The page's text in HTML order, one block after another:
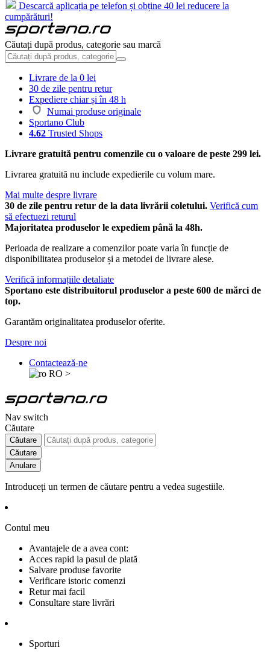
Descarcă aplicația pe telefon și obține 40 lei reducere la
cumpărături!
Căutați după produs, categorie sau marcă
Livrare de la 0 lei
30 de zile pentru retur
Expediere chiar și în 48 h
Numai produse originale
Sportano Club
4.62 Trusted Shops
Livrare gratuită pentru comenzile cu o valoare de peste 299 lei.
Livrarea gratuită nu include expedierile cu volum mare.
Mai multe despre livrare
30 de zile pentru retur de la data livrării coletului. Verifică cum
să efectuezi returul
Majoritatea produselor le expediem până la 48h.
Perioada de realizare a comenzilor poate varia în funcție de
disponibilitatea produselor și a metodei de livrare alese.
Verifică informațiile detaliate
Sportano este distribuitorul produselor a peste 600 de mărci de
top.
Garantăm originalitatea produselor oferite.
Despre noi
Contactează-ne
RO >
Nav switch
Căutare
Căutare
Căutare
Anulare
Introduceți un termen de căutare pentru a vedea sugestiile.
Contul meu
Avantajele de a avea cont:
Acces rapid la pasul de plată
Salvare produse favorite
Verificare istoric comenzi
Retur mai facil
Consultare stare livrări
Sporturi